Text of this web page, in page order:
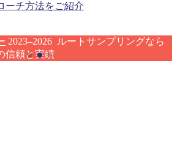
ーチ方法をご紹介
2023–2026 ルートサンプリングなら
信頼と実績